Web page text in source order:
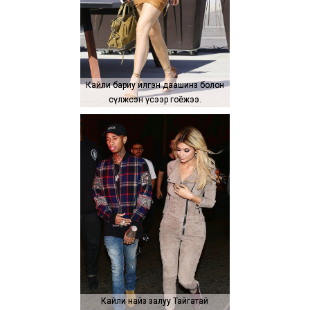
Кайли бариу илгэн даашинз болон
сүлжсэн үсээр гоёжээ.
Кайли бариу илгэн даашинз болон
сүлжсэн үсээр гоёжээ.
Кайли найз залуу Тайгатай
Кайли найз залуу Тайгатай